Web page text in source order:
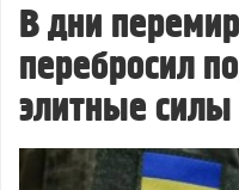
В дни
перебросил
элитные силы